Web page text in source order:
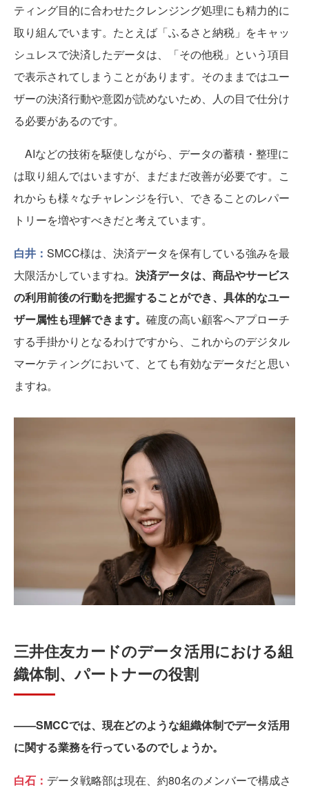
ティング目的に合わせたクレンジング処理にも精力的に
取り組んでいます。たとえば「ふるさと納税」をキャッ
シュレスで決済したデータは、「その他税」という項目
で表示されてしまうことがあります。そのままではユー
ザーの決済行動や意図が読めないため、人の目で仕分け
る必要があるのです。
AIなどの技術を駆使しながら、データの蓄積・整理に
は取り組んではいますが、まだまだ改善が必要です。こ
れからも様々なチャレンジを行い、できることのレパー
トリーを増やすべきだと考えています。
白井： SMCC様は、決済データを保有している強みを最
大限活かしていますね。 決済データは、商品やサービス
の利用前後の行動を把握することができ、具体的なユー
ザー属性も理解できます。 確度の高い顧客へアプローチ
する手掛かりとなるわけですから、これからのデジタル
マーケティングにおいて、とても有効なデータだと思い
ますね。
三井住友カードのデータ活用における組
織体制、パートナーの役割
――SMCCでは、現在どのような組織体制でデータ活用
に関する業務を行っているのでしょうか。
白石： データ戦略部は現在、約80名のメンバーで構成さ